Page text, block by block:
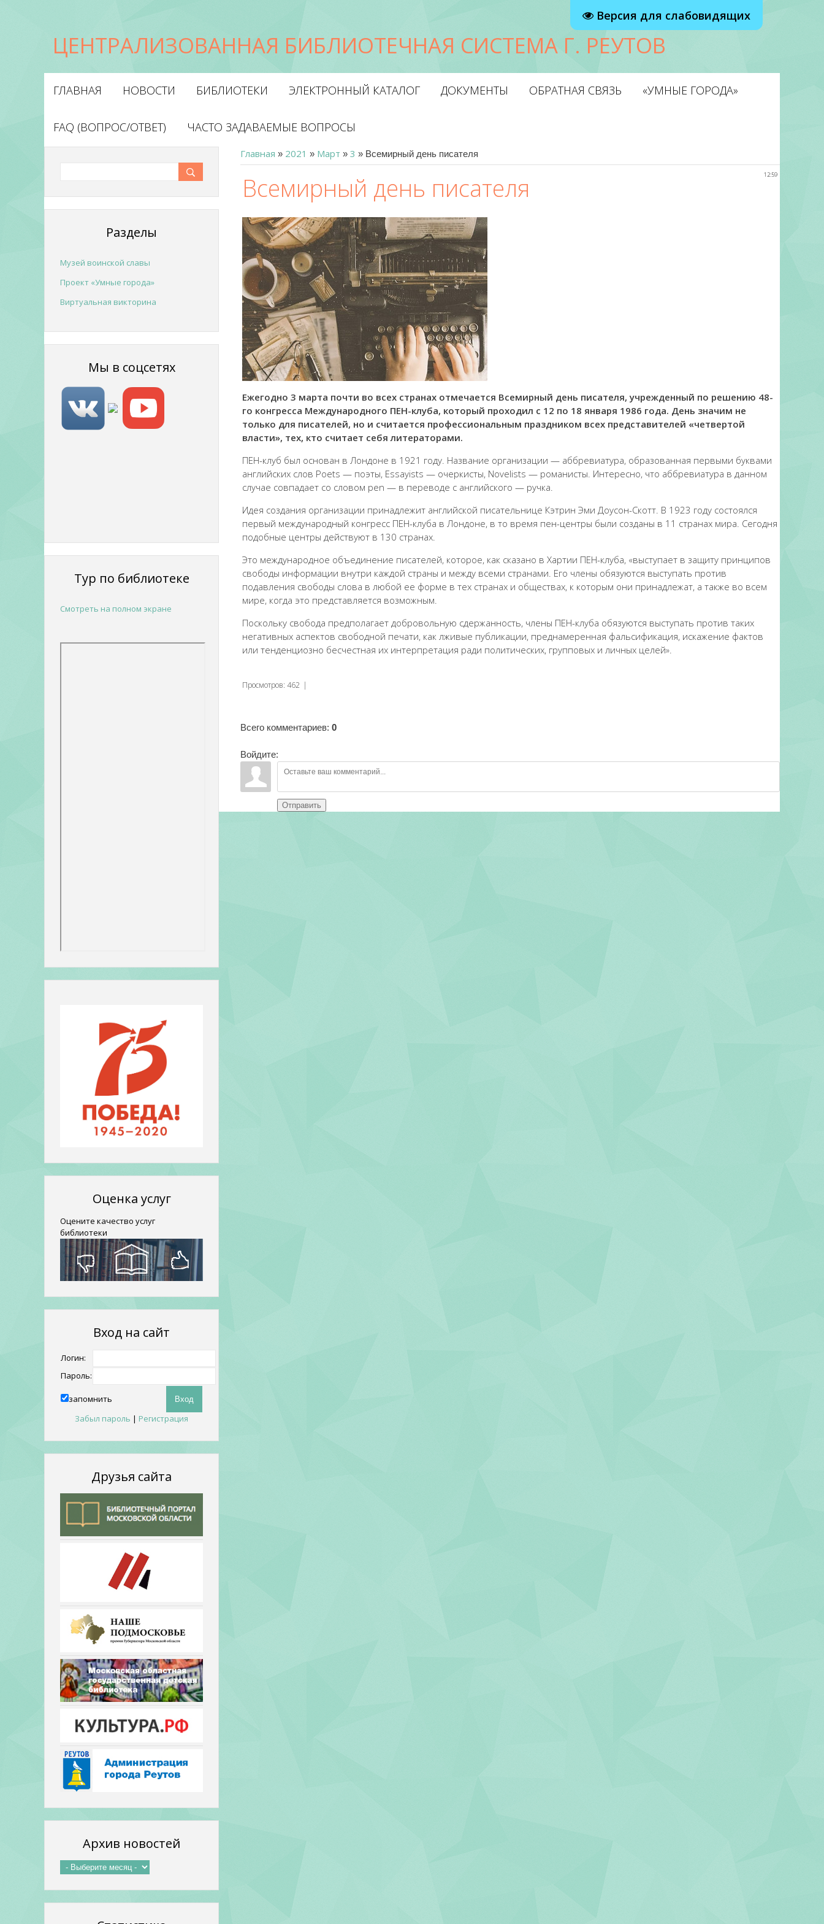
Версия для слабовидящих
ЦЕНТРАЛИЗОВАННАЯ БИБЛИОТЕЧНАЯ СИСТЕМА Г. РЕУТОВ
ГЛАВНАЯ НОВОСТИ БИБЛИОТЕКИ ЭЛЕКТРОННЫЙ КАТАЛОГ ДОКУМЕНТЫ ОБРАТНАЯ СВЯЗЬ «УМНЫЕ ГОРОДА»
FAQ (ВОПРОС/ОТВЕТ) ЧАСТО ЗАДАВАЕМЫЕ ВОПРОСЫ
Главная » 2021 » Март » 3 » Всемирный день писателя
12:59
Всемирный день писателя
Ежегодно 3 марта почти во всех странах отмечается Всемирный день писателя, учрежденный по решению 48-
го конгресса Международного ПЕН-клуба, который проходил с 12 по 18 января 1986 года. День значим не
только для писателей, но и считается профессиональным праздником всех представителей «четвертой
власти», тех, кто считает себя литераторами.
ПЕН-клуб был основан в Лондоне в 1921 году. Название организации — аббревиатура, образованная первыми буквами
английских слов Poets — поэты, Essayists — очеркисты, Novelists — романисты. Интересно, что аббревиатура в данном
случае совпадает со словом pen — в переводе с английского — ручка.
Идея создания организации принадлежит английской писательнице Кэтрин Эми Доусон-Скотт. В 1923 году состоялся
первый международный конгресс ПЕН-клуба в Лондоне, в то время пен-центры были созданы в 11 странах мира. Сегодня
подобные центры действуют в 130 странах.
Это международное объединение писателей, которое, как сказано в Хартии ПЕН-клуба, «выступает в защиту принципов
свободы информации внутри каждой страны и между всеми странами. Eго члены обязуются выступать против
подавления свободы слова в любой ее форме в тех странах и обществах, к которым они принадлежат, а также во всем
мире, когда это представляется возможным.
Поскольку свобода предполагает добровольную сдержанность, члены ПЕН-клуба обязуются выступать против таких
негативных аспектов свободной печати, как лживые публикации, преднамеренная фальсификация, искажение фактов
или тенденциозно бесчестная их интерпретация ради политических, групповых и личных целей».
Просмотров: 462 |
Всего комментариев: 0
Войдите:
Отправить
Разделы
Музей воинской славы
Проект «Умные города»
Виртуальная викторина
Мы в соцсетях
Тур по библиотеке
Смотреть на полном экране
Оценка услуг
Оцените качество услуг
библиотеки
Вход на сайт
Логин:
Пароль:
запомнить
Забыл пароль | Регистрация
Друзья сайта
Архив новостей